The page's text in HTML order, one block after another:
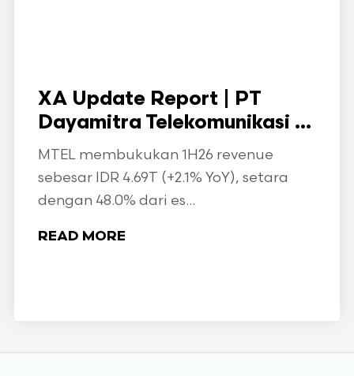
XA Update Report | PT
Dayamitra Telekomunikasi ...
MTEL membukukan 1H26 revenue
sebesar IDR 4.69T (+2.1% YoY), setara
dengan 48.0% dari es...
READ MORE